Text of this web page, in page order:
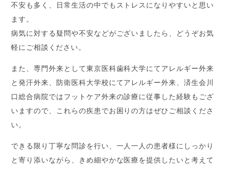
不安も多く、日常生活の中でもストレスになりやすいと思い
ます。
病気に対する疑問や不安などがございましたら、どうぞお気
軽にご相談ください。
また、専門外来として東京医科歯科大学にてアレルギー外来
と発汗外来、防衛医科大学校にてアレルギー外来、済生会川
口総合病院ではフットケア外来の診療に従事した経験もござ
いますので、これらの疾患でお困りの方はぜひご相談くださ
い。
できる限り丁寧な問診を行い、一人一人の患者様にしっかり
と寄り添いながら、きめ細やかな医療を提供したいと考えて